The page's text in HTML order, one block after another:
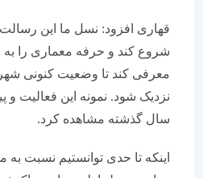
قهاری افزود: نسل ما این رسالت را
شروع کند و حرفه معماری را به
معرفی کند تا وضعیت کنونی شهر ما به
نزدیک شود. نمونه این فعالیت و پیگیر
سال گذشته مشاهده کرد.
اینکه تا حدی توانستیم نسبت به